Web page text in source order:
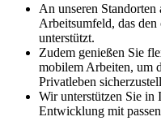
An unseren Standorten
Arbeitsumfeld, das
unterstützt.
Zudem genießen Sie
mobilem Arbeiten, um
Privatleben
Wir unterstützen Sie in
Entwicklung mit